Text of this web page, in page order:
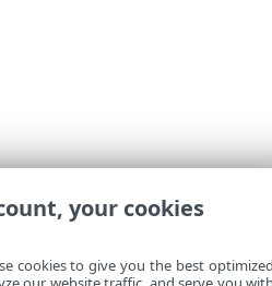
your cookies
cookies to give you the best